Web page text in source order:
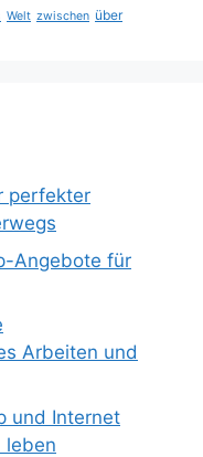
Welt zwischen über
perfekter
Angebote für
Arbeiten und
und Internet
leben